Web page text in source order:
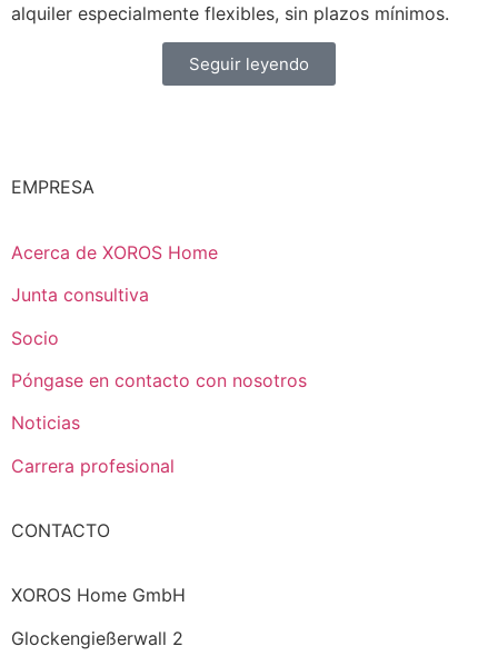
alquiler especialmente flexibles, sin plazos mínimos.
Seguir leyendo
EMPRESA
Acerca de XOROS Home
Junta consultiva
Socio
Póngase en contacto con nosotros
Noticias
Carrera profesional
CONTACTO
XOROS Home GmbH
Glockengießerwall 2